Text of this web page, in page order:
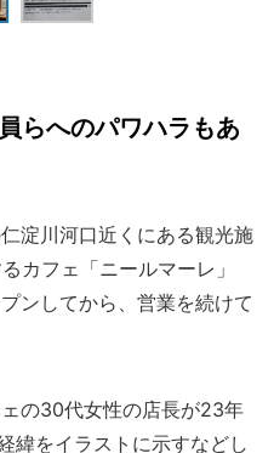
らへのパワハラもあ
淀川河口近くにある観光施
カフェ「ニールマーレ」
ンしてから、営業を続けて
の30代女性の店長が23年
緯をイラストに示すなどし